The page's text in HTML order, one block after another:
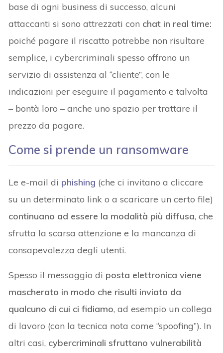
base di ogni business di successo, alcuni
attaccanti si sono attrezzati con chat in real time:
poiché pagare il riscatto potrebbe non risultare
semplice, i cybercriminali spesso offrono un
servizio di assistenza al “cliente”, con le
indicazioni per eseguire il pagamento e talvolta
– bontà loro – anche uno spazio per trattare il
prezzo da pagare.
Come si prende un ransomware
Le e-mail di phishing (che ci invitano a cliccare
su un determinato link o a scaricare un certo file)
continuano ad essere la modalità più diffusa, che
sfrutta la scarsa attenzione e la mancanza di
consapevolezza degli utenti.
Spesso il messaggio di posta elettronica viene
mascherato in modo che risulti inviato da
qualcuno di cui ci fidiamo, ad esempio un collega
di lavoro (con la tecnica nota come “spoofing”). In
altri casi, cybercriminali sfruttano vulnerabilità